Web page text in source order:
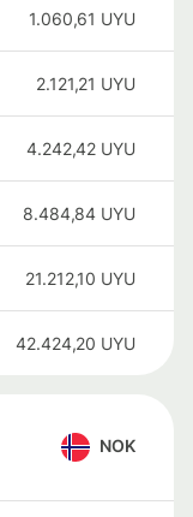
1.060,61 UYU
2.121,21 UYU
4.242,42 UYU
8.484,84 UYU
21.212,10 UYU
42.424,20 UYU
NOK